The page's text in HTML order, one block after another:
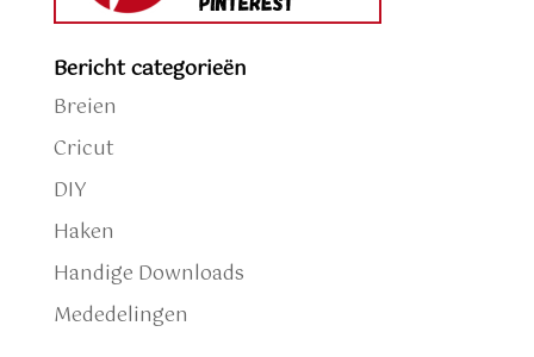
Bericht categorieën
Breien
Cricut
DIY
Haken
Handige Downloads
Mededelingen